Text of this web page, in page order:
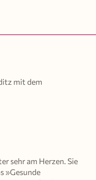
mit dem
sehr am Herzen. Sie
»Gesunde